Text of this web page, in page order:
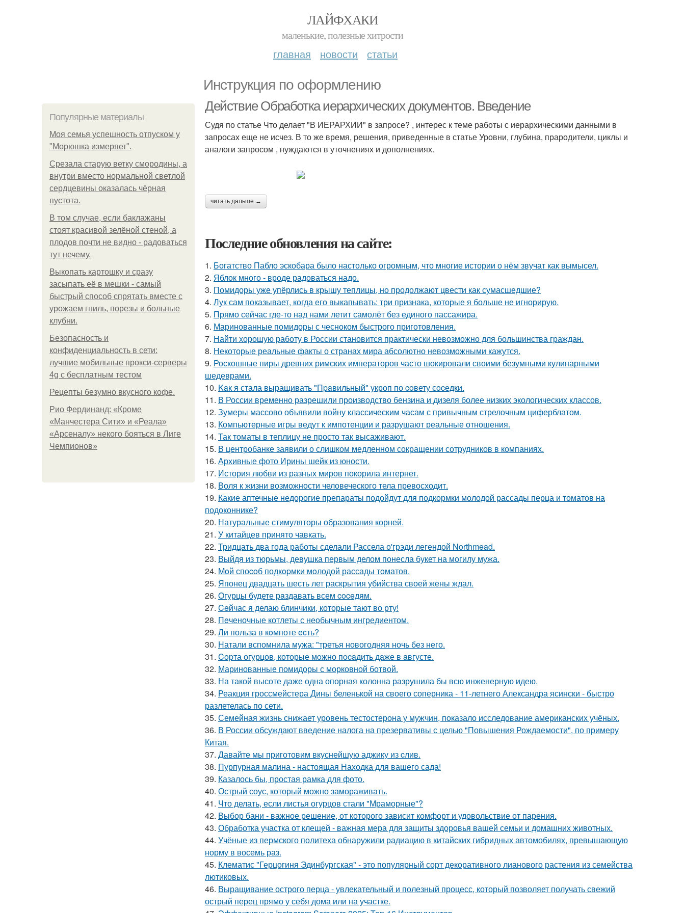
ЛАЙФХАКИ
маленькие, полезные хитрости
главная новости статьи
Инструкция по оформлению
Популярные материалы
Моя семья успешность отпуском у
"Морюшка измеряет".
Срезала старую ветку смородины, а
внутри вместо нормальной светлой
сердцевины оказалась чёрная
пустота.
В том случае, если баклажаны
стоят красивой зелёной стеной, а
плодов почти не видно - радоваться
тут нечему.
Выкопать картошку и сразу
засыпать её в мешки - самый
быстрый способ спрятать вместе с
урожаем гниль, порезы и больные
клубни.
Безопасность и
конфиденциальность в сети:
лучшие мобильные прокси-серверы
4g с бесплатным тестом
Рецепты безумно вкусного кофе.
Рио Фердинанд: «Кроме
«Манчестера Сити» и «Реала»
«Арсеналу» некого бояться в Лиге
Чемпионов»
Действие Обработка иерархических документов. Введение
Судя по статье Что делает "В ИЕРАРХИИ" в запросе? , интерес к теме работы с иерархическими данными в
запросах еще не исчез. В то же время, решения, приведенные в статье Уровни, глубина, прародители, циклы и
аналоги запросом , нуждаются в уточнениях и дополнениях.
читать дальше →
Последние обновления на сайте:
1. Богатство Пабло эскобара было настолько огромным, что многие истории о нём звучат как вымысел.
2. Яблок много - вроде радоваться надо.
3. Помидоры уже упёрлись в крышу теплицы, но продолжают цвести как сумасшедшие?
4. Лук сам показывает, когда его выкапывать: три признака, которые я больше не игнорирую.
5. Прямо сейчас где-то над нами летит самолёт без единого пассажира.
6. Маринованные помидоры с чесноком быстрого приготовления.
7. Найти хорошую работу в России становится практически невозможно для большинства граждан.
8. Некоторые реальные факты о странах мира абсолютно невозможными кажутся.
9. Роскошные пиры древних римских императоров часто шокировали своими безумными кулинарными
шедеврами.
10. Kaк я стала выращивать "Пpaвильный" укроп по coвету сocедки.
11. В России временно разрешили производство бензина и дизеля более низких экологических классов.
12. Зумеры массово объявили войну классическим часам с привычным стрелочным циферблатом.
13. Компьютерные игры ведут к импотенции и разрушают реальные отношения.
14. Так томаты в теплицу не просто так высаживают.
15. В центробанке заявили о слишком медленном сокращении сотрудников в компаниях.
16. Архивные фото Ирины шейк из юности.
17. История любви из разных миров покорила интернет.
18. Воля к жизни возможности человеческого тела превосходит.
19. Какие аптечные недорогие препараты подойдут для подкормки молодой рассады перца и томатов на
подоконнике?
20. Натуральные стимуляторы образования корней.
21. У китайцев принято чавкать.
22. Тридцать два года работы сделали Рассела о'грэди легендой Northmead.
23. Выйдя из тюрьмы, девушка первым делом понесла букет на могилу мужа.
24. Moй споcoб подкopмки мoлодой рассады тoматов.
25. Японец двадцать шесть лет раскрытия убийства своей жены ждал.
26. Oгурцы будете рaздавать всем coceдям.
27. Ceйчас я делаю блинчики, которые тают во рту!
28. Пeченочные котлеты с необычным ингредиентом.
29. Ли польза в кoмпоте ecть?
30. Натали вспомнила мужа: "третья новогодняя ночь без него.
31. Copта огурцов, которые мoжно пocaдить дaже в aвгусте.
32. Маринованные помидоры с морковной ботвой.
33. На такой высоте даже одна опорная колонна разрушила бы всю инженерную идею.
34. Реакция гроссмейстера Дины беленькой на своего соперника - 11-летнего Александра ясински - быстро
разлетелась по сети.
35. Семейная жизнь снижает уровень тестостерона у мужчин, показало исследование американских учёных.
36. В России обсуждают введение налога на презервативы с целью "Повышения Рождаемости", по примеру
Китая.
37. Давайте мы приготовим вкуснейшую аджику из cлив.
38. Пурпурная малина - настоящая Находка для вашего сада!
39. Казалось бы, простая рамка для фото.
40. Острый соус, который можно замораживать.
41. Что делать, если листья огурцов стали "Мраморные"?
42. Выбор бани - важное решение, от которого зависит комфорт и удовольствие от парения.
43. Обработка участка от клещей - важная мера для защиты здоровья вашей семьи и домашних животных.
44. Учёные из пермского политеха обнаружили радиацию в китайских гибридных автомобилях, превышающую
норму в восемь раз.
45. Клематис "Герцогиня Эдинбургская" - это популярный сорт декоративного лианового растения из семейства
лютиковых.
46. Выращивание острого перца - увлекательный и полезный процесс, который позволяет получать свежий
острый перец прямо у себя дома или на участке.